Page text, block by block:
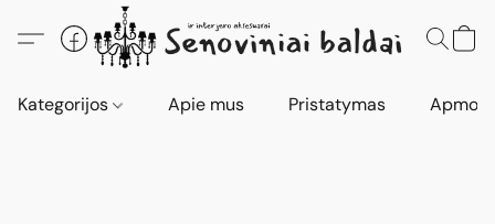
Kategorijos Apie mus Pristatymas